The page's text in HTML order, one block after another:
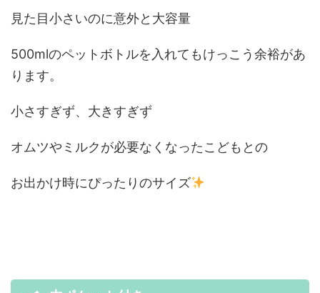
見た目小さいのに意外と大容量
500mlのペットボトルを入れてもけっこう余裕があ
ります。
小さすぎず、大きすぎず
オムツやミルクが必要なくなったこどもとの
お出かけ時にぴったりのサイズ